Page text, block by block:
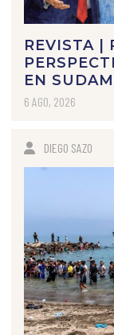
REVISTA |
EN
6 AGO, 2026
DIEGO SAZO